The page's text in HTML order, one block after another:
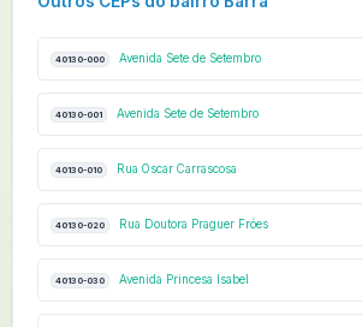
40130-000 Avenida Sete de Setembro
40130-001 Avenida Sete de Setembro
40130-010 Rua Oscar Carrascosa
40130-020 Rua Doutora Praguer Fróes
40130-030 Avenida Princesa Isabel